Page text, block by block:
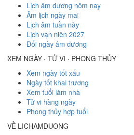
Lịch âm dương hôm nay
Âm lịch ngày mai
Lịch âm tuần này
Lịch vạn niên 2027
Đổi ngày âm dương
XEM NGÀY · TỬ VI · PHONG THỦY
Xem ngày tốt xấu
Ngày tốt khai trương
Xem tuổi làm nhà
Tử vi hàng ngày
Phong thủy hợp tuổi
VỀ LICHAMDUONG